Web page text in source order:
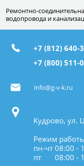
Ремонтно-
водопровода и
+7 (812) 640-
+7 (800) 511-
info@g-v-k.ru
Кудрово, ул.
Режим
пн-чт 08:00 -
пт 08:00 -